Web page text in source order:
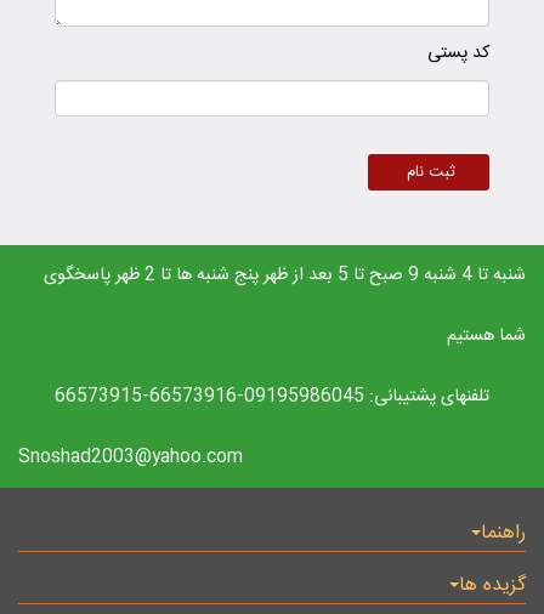
کد پستی
شنبه تا 4 شنبه 9 صبح تا 5 بعد از ظهر پنج شنبه ها تا 2 ظهر پاسخگوی
شما هستیم
تلفنهای پشتیبانی: 09195986045-66573916-66573915
Snoshad2003@yahoo.com
راهنما
گزیده ها